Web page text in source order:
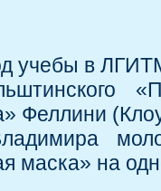
учебы в
Феллини
маска» на